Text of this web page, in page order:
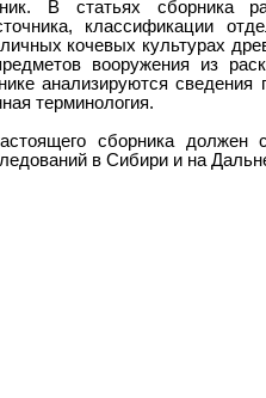
В статьях сборника
классификации
кочевых культурах
вооружения из
анализируются
терминология.
сборника должен
в Сибири и на